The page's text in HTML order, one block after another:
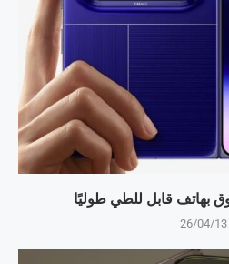
بهاتف قابل للطي طوليًا
26/04/13